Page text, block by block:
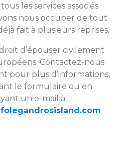
les services associés.
nous occuper de tout
fait à plusieurs reprises.
d’épouser civilement
Contactez-nous
pour plus d’informations,
le formulaire ou en
un e-mail à